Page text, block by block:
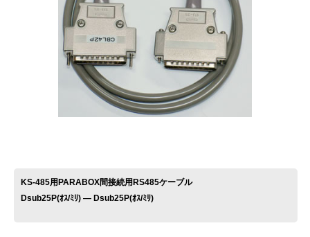
お問い合わせ
KS-485用PARABOX間接続用RS485ケーブル
Dsub25P(ｵｽ/ﾐﾘ) ― Dsub25P(ｵｽ/ﾐﾘ)